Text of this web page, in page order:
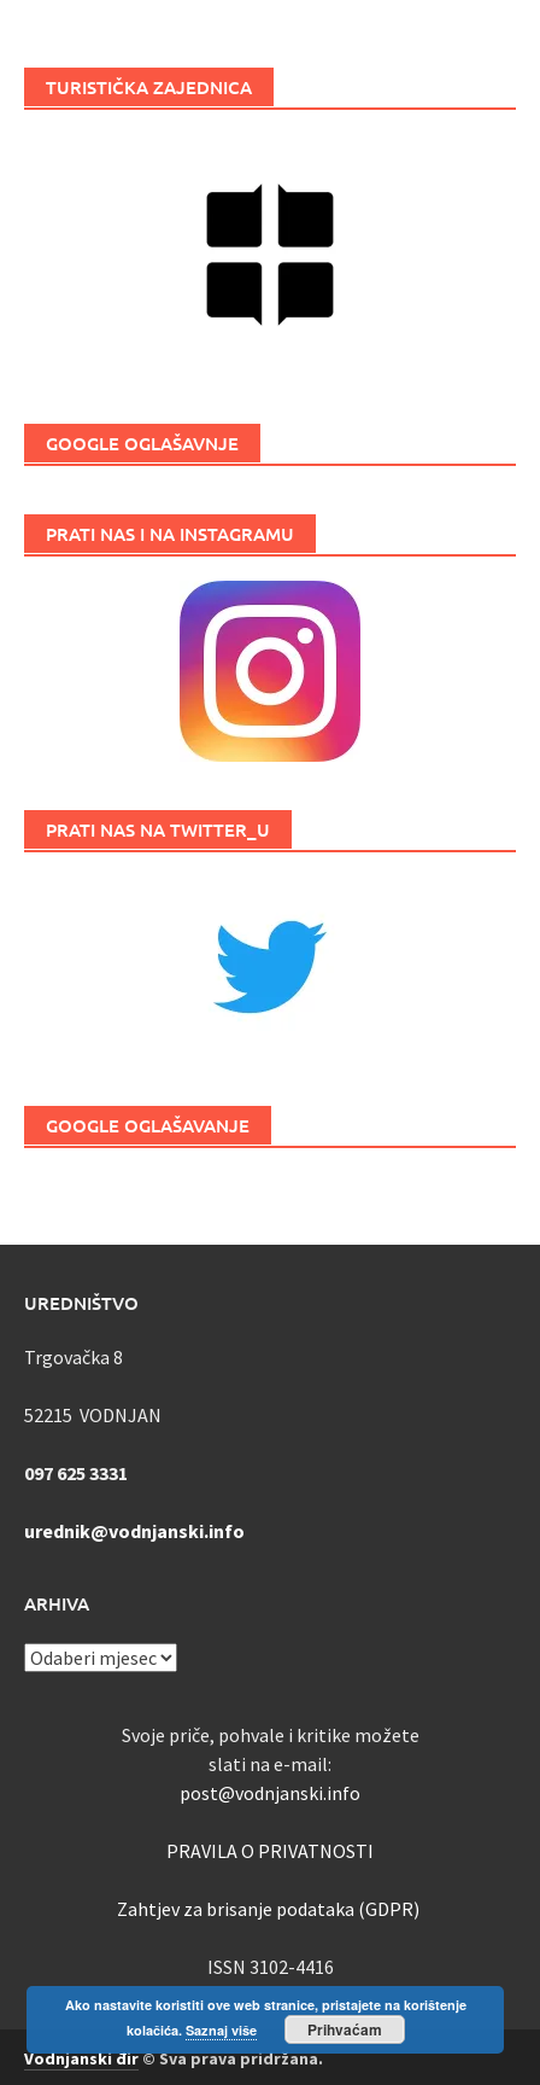
TURISTIČKA ZAJEDNICA
GOOGLE OGLAŠAVNJE
PRATI NAS I NA INSTAGRAMU
PRATI NAS NA TWITTER_U
GOOGLE OGLAŠAVANJE
UREDNIŠTVO
Trgovačka 8
52215 VODNJAN
097 625 3331
urednik@vodnjanski.info
ARHIVA
ARHIVA
Svoje priče, pohvale i kritike možete
slati na e-mail:
post@vodnjanski.info
PRAVILA O PRIVATNOSTI
Zahtjev za brisanje podataka (GDPR)
ISSN 3102-4416
Vodnjanski đir© Sva prava pridržana.
Ako nastavite koristiti ove web stranice, pristajete na korištenje
kolačića. Saznaj više Prihvaćam